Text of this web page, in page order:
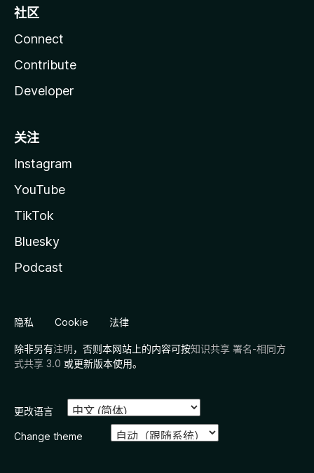
社区
Connect
Contribute
Developer
关注
Instagram
YouTube
TikTok
Bluesky
Podcast
隐私 Cookie 法律
除非另有注明，否则本网站上的内容可按知识共享 署名-相同方
式共享 3.0 或更新版本使用。
更改语言
Change theme